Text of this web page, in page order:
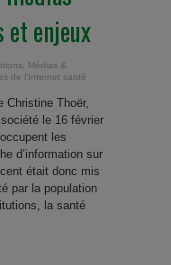
et enjeux
Médias &
de l'Internet santé
Christine Thoër,
le 16 février
les
d’information sur
était donc mis
par la population
la santé